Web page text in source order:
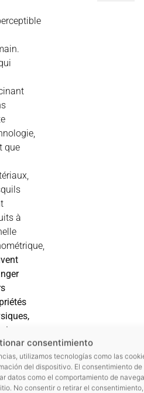
consentimiento
utilizamos tecnologías como las
del dispositivo. El consentimiento de
datos como el comportamiento de
No consentir o retirar el
que
à
.
est